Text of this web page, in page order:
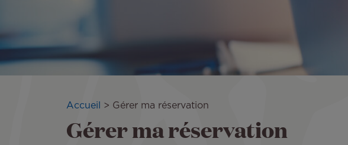
Fil
d'Ariane
Accueil Gérer ma réservation
Gérer ma réservation